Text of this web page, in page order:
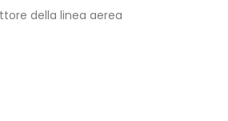
della linea aerea